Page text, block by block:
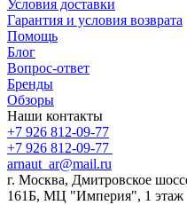
Условия доставки
Гарантия и условия возврата
Помощь
Блог
Вопрос-ответ
Бренды
Обзоры
Наши контакты
+7 926 812-09-77
+7 926 812-09-77
arnaut_ar@mail.ru
г. Москва, Дмитровское
161Б, МЦ "Империя", 1 этаж